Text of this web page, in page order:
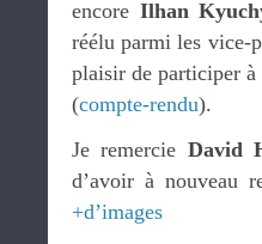
encore Ilhan
réélu parmi les vice-
plaisir de participer
(compte-rendu).
Je remercie David
d’avoir à nouveau
+d’images